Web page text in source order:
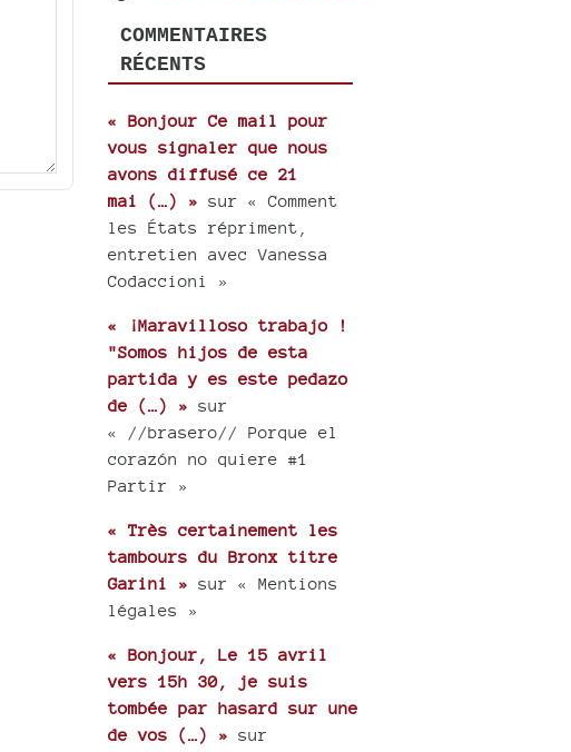
COMMENTAIRES
RÉCENTS
« Bonjour Ce mail pour
vous signaler que nous
avons diffusé ce 21
mai (…) » sur « Comment
les États répriment,
entretien avec Vanessa
Codaccioni »
« ¡Maravilloso trabajo !
"Somos hijos de esta
partida y es este pedazo
de (…) » sur
« //brasero// Porque el
corazón no quiere #1
Partir »
« Très certainement les
tambours du Bronx titre
Garini » sur « Mentions
légales »
« Bonjour, Le 15 avril
vers 15h 30, je suis
tombée par hasard sur une
de vos (…) » sur